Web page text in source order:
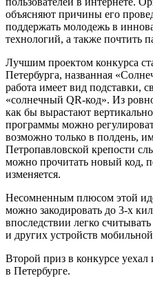
объясняют причины его
поддержать молодежь в
технологий, а также почтить
Лучшим проектом конкурса
Петербурга, названная
работа имеет вид подставки,
«солнечный QR-код». Из
как бы вырастают
программы можно
возможно только в полдень,
Петропавловской крепости
можно прочитать новый код,
изменяется.
Несомненным плюсом этой
можно закодировать до 3-х
впоследствии легко
и других устройств мобильной
Второй приз в конкурсе
в Петербурге.